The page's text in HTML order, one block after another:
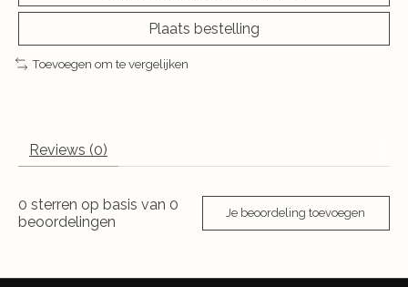
Plaats bestelling
Toevoegen om te vergelijken
Reviews (0)
0 sterren op basis van 0
beoordelingen
Je beoordeling toevoegen